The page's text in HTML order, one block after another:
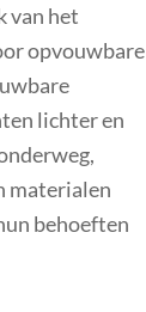
van het
opvouwbare
lichter en
materialen
behoeften